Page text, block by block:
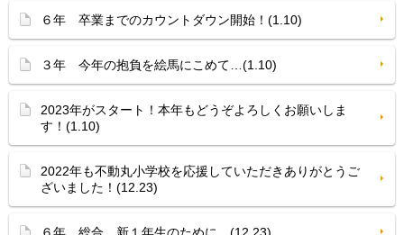
６年 卒業までのカウントダウン開始！(1.10)
３年 今年の抱負を絵馬にこめて…(1.10)
2023年がスタート！本年もどうぞよろしくお願いしま
す！(1.10)
2022年も不動丸小学校を応援していただきありがとうご
ざいました！(12.23)